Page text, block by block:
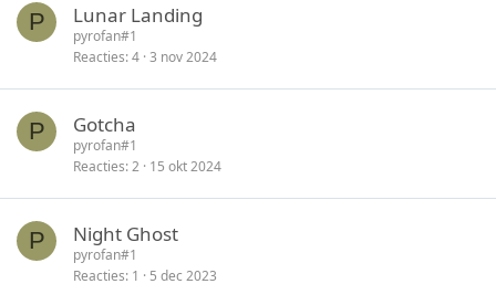
P Lunar Landing
pyrofan#1
Reacties 4 3 nov 2024
P Gotcha
pyrofan#1
Reacties 2 15 okt 2024
P Night Ghost
pyrofan#1
Reacties 1 5 dec 2023